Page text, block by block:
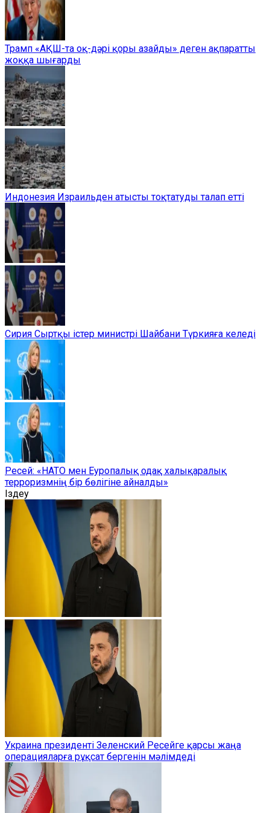
Трамп «АҚШ-та оқ-дәрі қоры азайды» деген ақпаратты
жоққа шығарды
Индонезия Израильден атысты тоқтатуды талап етті
Сирия Сыртқы істер министрі Шайбани Түркияға келеді
Ресей: «НАТО мен Еуропалық одақ халықаралық
терроризмнің бір бөлігіне айналды»
Іздеу
Украина президенті Зеленский Ресейге қарсы жаңа
операцияларға рұқсат бергенін мәлімдеді